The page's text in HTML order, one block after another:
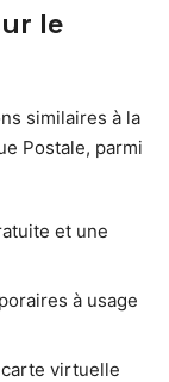
le
similaires à la
Postale, parmi
et une
à usage
virtuelle